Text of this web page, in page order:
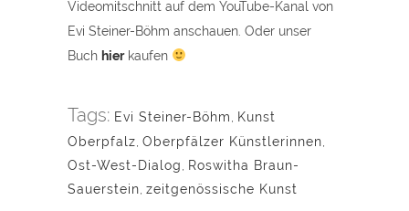
Videomitschnitt auf dem YouTube-Kanal von
Evi Steiner-Böhm anschauen. Oder unser
Buch hierkaufen
Tags: Evi Steiner-Böhm
Kunst
Oberpfalz Oberpfälzer Künstlerinnen
Ost-West-Dialog
Roswitha Braun-
Sauerstein zeitgenössische Kunst